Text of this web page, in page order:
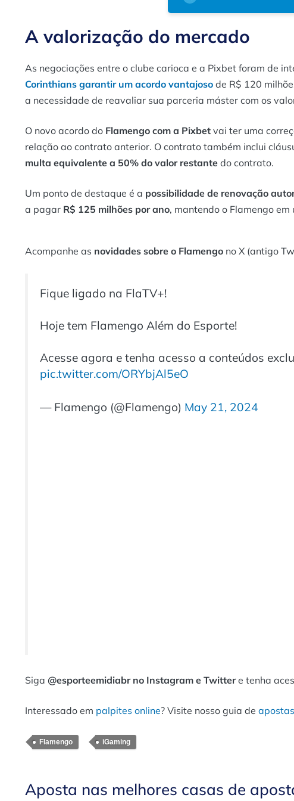
A valorização do mercado
As negociações entre o clube carioca e a Pixbet foram de
Corinthians garantir um acordo vantajoso de R$ 120
a necessidade de reavaliar sua parceria máster com os
O novo acordo do Flamengo com a Pixbet vai ter uma
relação ao contrato anterior. O contrato também inclui
multa equivalente a 50% do valor restante do contrato.
Um ponto de destaque é a possibilidade de renovação
a pagar R$ 125 milhões por ano, mantendo o Flamengo
Acompanhe as novidades sobre o Flamengo no X (antigo
Fique ligado na FlaTV+!
Hoje tem Flamengo Além do Esporte!
Acesse agora e tenha acesso a conteúdos
pic.twitter.com/ORYbjAl5eO
— Flamengo (@Flamengo) May 21, 2024
Siga @esporteemidiabr no Instagram e Twittere tenha
Interessado em palpites online? Visite nosso guia de
Flamengo iGaming
Aposta nas melhores casas de